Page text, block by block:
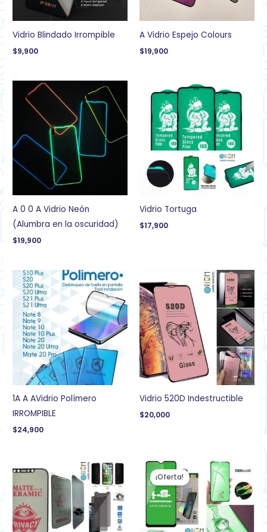
Vidrio Blindado Irrompible
$9,900
A Vidrio Espejo Colours
$19,900
A 0 0 A Vidrio Neón
(Alumbra en la oscuridad)
$19,900
Vidrio Tortuga
$17,900
1A A AVidrio Polímero
IRROMPIBLE
$24,900
Vidrio 520D Indestructible
$20,000
¡Oferta!
El
precio
original
era:
$14,900.
precio
actual
es:
$7,900.